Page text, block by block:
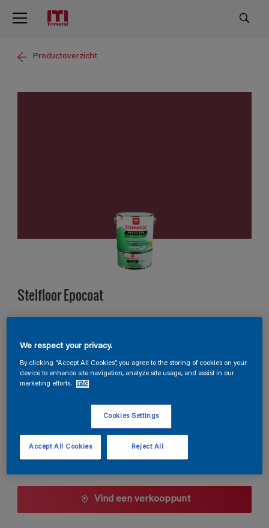
Productoverzicht
Stelfloor Epocoat
Verpakkingsgrootte
Aantal
Vind een verkooppunt
We respect your privacy.
By clicking “Accept All Cookies”, you agree to the storing of cookies on your
device to enhance site navigation, analyze site usage, and assist in our
marketing efforts.
Info
Cookies Settings
Reject All
Accept All Cookies